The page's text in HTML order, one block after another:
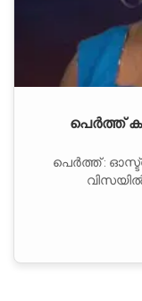
പെര്‍ത്ത്
പെര്‍ത്ത് :